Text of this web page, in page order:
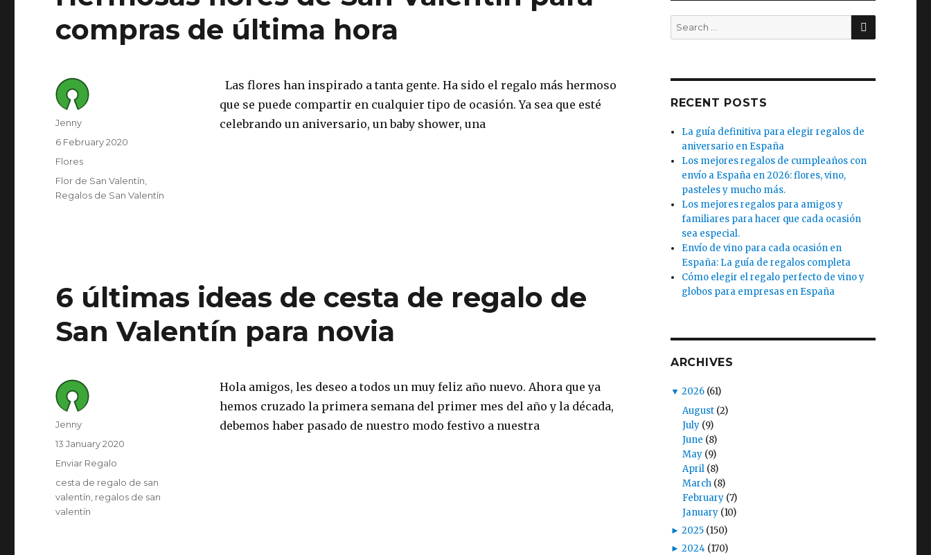
compras de última hora
Las flores han inspirado a tanta gente. Ha sido el regalo más hermoso
que se puede compartir en cualquier tipo de ocasión. Ya sea que esté
celebrando un aniversario, un baby shower, una
Author
Jenny
Posted
on
6 February 2020
Category
Flores
Tags
Flor de San Valentín
Regalos de San Valentín
6 últimas ideas de cesta de regalo de
San Valentín para novia
Hola amigos, les deseo a todos un muy feliz año nuevo. Ahora que ya
hemos cruzado la primera semana del primer mes del año y la década,
debemos haber pasado de nuestro modo festivo a nuestra
Author
Jenny
Posted
on
13 January 2020
Category
Enviar Regalo
Tags
cesta de regalo de san
valentín regalos de san
valentín
Search
for:
SEARCH
RECENT POSTS
La guía definitiva para elegir regalos de
aniversario en España
Los mejores regalos de cumpleaños con
envío a España en 2026: flores, vino,
pasteles y mucho más.
Los mejores regalos para amigos y
familiares para hacer que cada ocasión
sea especial.
Envío de vino para cada ocasión en
España: La guía de regalos completa
Cómo elegir el regalo perfecto de vino y
globos para empresas en España
ARCHIVES
▼ 2026 (61)
August (2)
July (9)
June (8)
May (9)
April (8)
March (8)
February (7)
January (10)
► 2025 (150)
► 2024 (170)